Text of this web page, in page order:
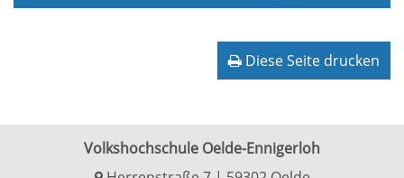
Diese Seite drucken
Volkshochschule Oelde-Ennigerloh